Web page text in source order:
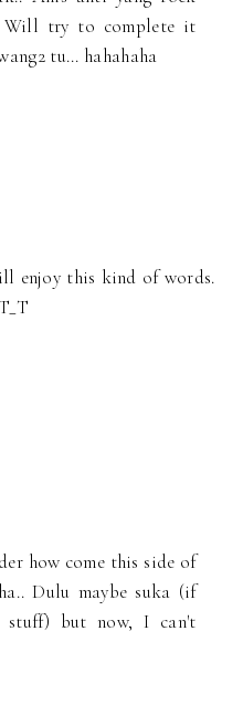
Will try to complete it
tu... hahahaha
enjoy this kind of words.
how come this side of
Dulu maybe suka (if
stuff) but now, I can't